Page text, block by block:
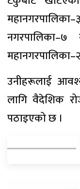
उनीहरूलाई
लागि वैदेशिक
पठाइएको छ ।